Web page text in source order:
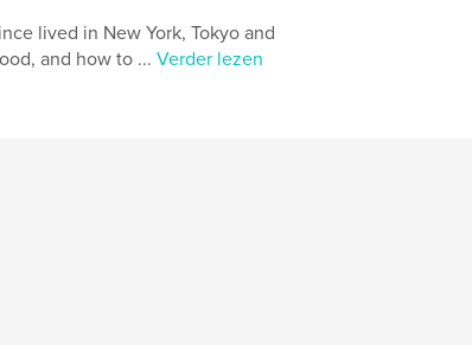
lived in New York, Tokyo and
and how to ... Verder lezen